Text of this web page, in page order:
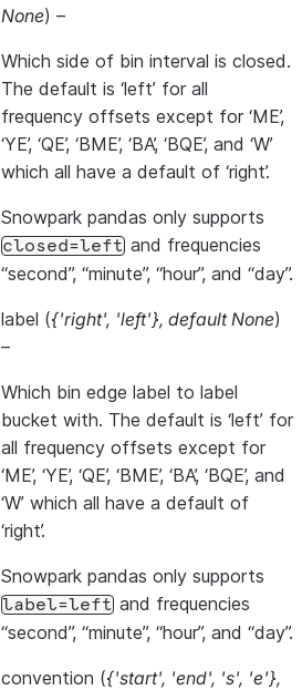
None) –
Which side of bin interval is closed.
The default is ‘left’ for all
frequency offsets except for ‘ME’,
‘YE’, ‘QE’, ‘BME’, ‘BA’, ‘BQE’, and ‘W’
which all have a default of ‘right’.
Snowpark pandas only supports
closed=left and frequencies
“second”, “minute”, “hour”, and “day”.
label ({'right', 'left'}, default None)
–
Which bin edge label to label
bucket with. The default is ‘left’ for
all frequency offsets except for
‘ME’, ‘YE’, ‘QE’, ‘BME’, ‘BA’, ‘BQE’, and
‘W’ which all have a default of
‘right’.
Snowpark pandas only supports
label=left and frequencies
“second”, “minute”, “hour”, and “day”.
convention ({'start', 'end', 's', 'e'},